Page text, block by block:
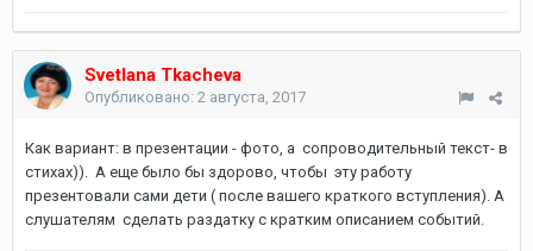
Svetlana Tkacheva
Опубликовано: 2 августа, 2017
Как вариант: в презентации - фото, а сопроводительный текст- в
стихах)). А еще было бы здорово, чтобы эту работу
презентовали сами дети ( после вашего краткого вступления). А
слушателям сделать раздатку с кратким описанием событий.